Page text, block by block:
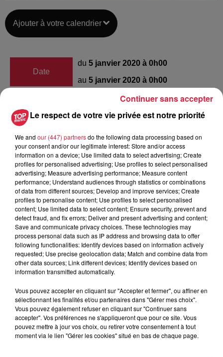
Ajouter à votre calendrier
Date
du 5 janvier 2020 à 0h00
au 5 janvier 2020 à 0h00
Organisateur
Wurth Hélène
0683956710
wurth.helene@wanadoo.fr
Tarif Gratuit
Noël le 5 janvier à 17h en l'église de Hilsenheim. Entrée
libre -plateau en faveur de la recherche médicale (maladie
de Krabbe) et pour entourer la famille de Lily.
Le respect de votre vie privée est notre priorité
We and our (447) partnersdo the following data processing based on
your consent and/or our legitimate interest: Store and/or access
information on a device; Use limited data to select advertising; Create
profiles for personalised advertising; Use profiles to select personalised
advertising; Measure advertising performance; Measure content
performance; Understand audiences through statistics or combinations
of data from different sources; Develop and improve services; Create
profiles to personalise content; Use profiles to select personalised
content; Use limited data to select content; Ensure security, prevent and
detect fraud, and fix errors; Deliver and present advertising and content;
Save and communicate privacy choices. These technologies may
process personal data such as IP address and browsing data to offer
following functionalities: Identify devices based on information actively
requested; Use precise geolocation data; Match and combine data from
other data sources; Link different devices; Identify devices based on
information transmitted automatically.
Vous pouvez accepter en cliquant sur "Accepter et fermer", ou affiner en
sélectionnant les finalités et/ou partenaires dans "Gérer mes choix".
Vous pouvez également refuser en cliquant sur "Continuer sans
accepter". Vos préférences ne s'appliqueront que pour ce site. Vous
pouvez mettre à jour vos choix, ou retirer votre consentement à tout
moment via le lien "Gérer les cookies" situé en bas de chaque page.
Continuer sans accepter